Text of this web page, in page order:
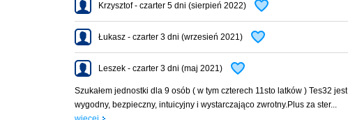
Krzysztof - czarter 5 dni (sierpień 2022)
Łukasz - czarter 3 dni (wrzesień 2021)
Leszek - czarter 3 dni (maj 2021)
Szukałem jednostki dla 9 osób ( w tym czterech 11sto latków ) Tes32 jest
wygodny, bezpieczny, intuicyjny i wystarczająco zwrotny.Plus za ster...